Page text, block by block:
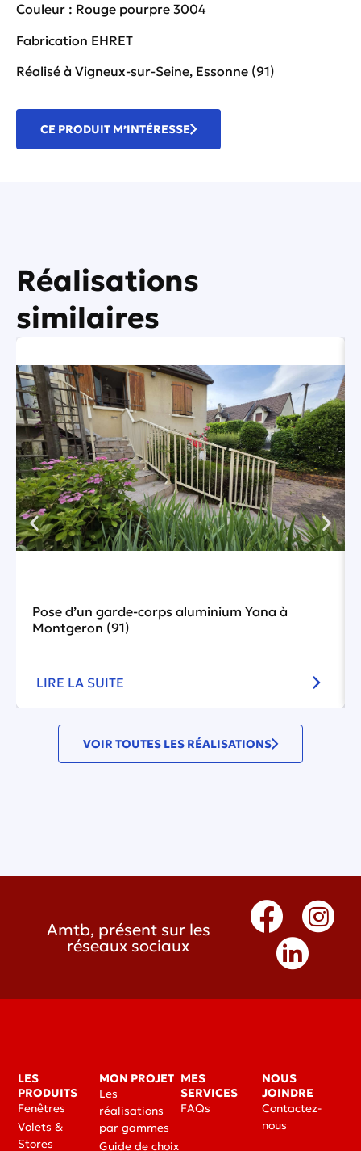
Couleur : Rouge pourpre 3004
Fabrication EHRET
Réalisé à Vigneux-sur-Seine, Essonne (91)
CE PRODUIT M’INTÉRESSE
Réalisations
similaires
Pose d’un garde-corps aluminium Yana à
Montgeron (91)
LIRE LA SUITE
VOIR TOUTES LES RÉALISATIONS
Amtb, présent sur les
réseaux sociaux
LES
PRODUITS
Fenêtres
Volets &
Stores
MON PROJET
Les
réalisations
par gammes
Guide de choix
MES
SERVICES
FAQs
NOUS
JOINDRE
Contactez-
nous